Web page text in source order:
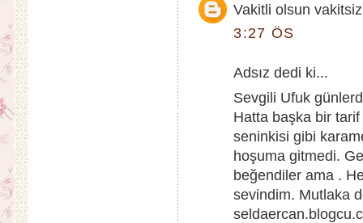
Vakitli olsun
3:27 ÖS
Adsız dedi ki...
Sevgili Ufuk
Hatta başka bir
seninkisi gibi
hoşuma gitmedi.
beğendiler ama .
sevindim. Mutlaka